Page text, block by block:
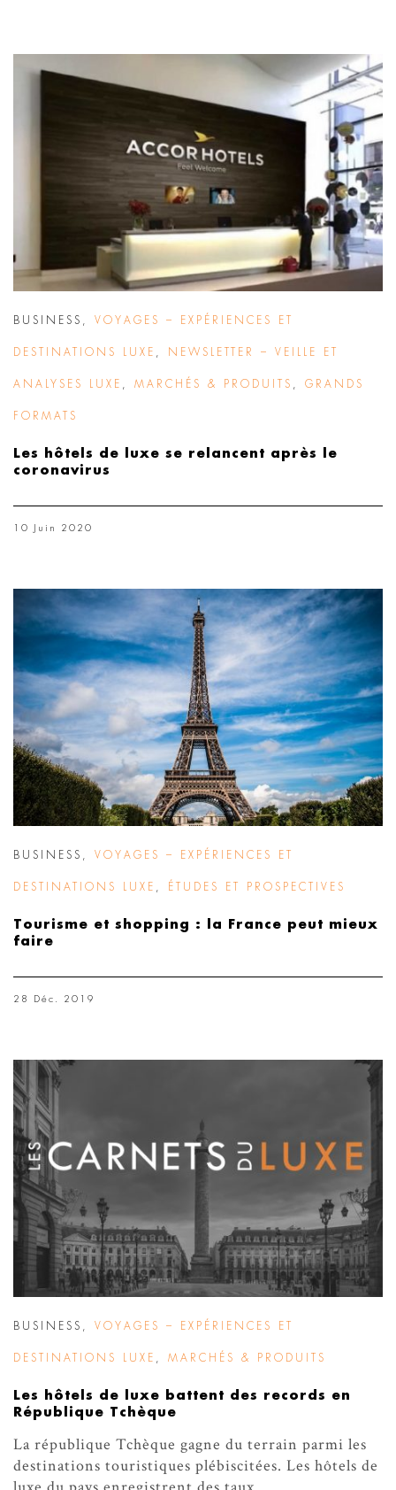
BUSINESS VOYAGES – EXPÉRIENCES ET
DESTINATIONS LUXE NEWSLETTER – VEILLE ET
ANALYSES LUXE MARCHÉS & PRODUITS GRANDS
FORMATS
Les hôtels de luxe se relancent après le
coronavirus
10 Juin 2020
BUSINESS VOYAGES – EXPÉRIENCES ET
DESTINATIONS LUXE ÉTUDES ET PROSPECTIVES
Tourisme et shopping : la France peut mieux
faire
28 Déc. 2019
BUSINESS VOYAGES – EXPÉRIENCES ET
DESTINATIONS LUXE MARCHÉS & PRODUITS
Les hôtels de luxe battent des records en
République Tchèque
La république Tchèque gagne du terrain parmi les
destinations touristiques plébiscitées. Les hôtels de